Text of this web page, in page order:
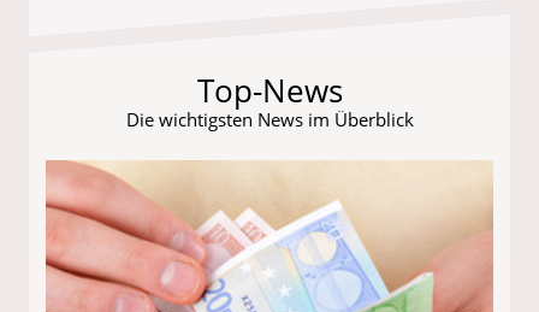
Top-News
Die wichtigsten News im Überblick